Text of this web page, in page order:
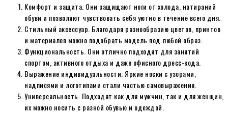
Комфорт и защита. Они защищают ноги от холода, натираний
обуви и позволяют чувствовать себя уютно в течение всего дня.
Стильный аксессуар. Благодаря разнообразию цветов, принтов
и материалов можно подобрать модель под любой образ.
Функциональность. Они отлично подходят для занятий
спортом, активного отдыха и даже офисного дресс-кода.
Выражение индивидуальности. Яркие носки с узорами,
надписями и логотипами стали частью самовыражения.
Универсальность. Подходят как для мужчин, так и для женщин,
их можно носить с разной обувью и одеждой.